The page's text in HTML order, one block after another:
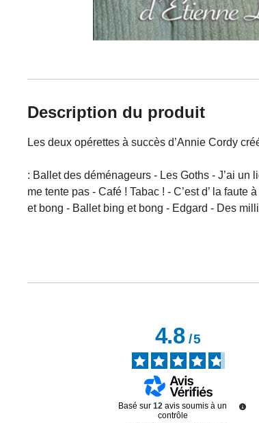
Description du produit
Les deux opérettes à succès d’Annie Cordy
: Ballet des déménageurs - Les Goths - J’ai
me tente pas - Café ! Tabac ! - C’est d’ la
et bong - Ballet bing et bong - Edgard - Des
4.8/5
Basé sur12 avis soumis à un
contrôle